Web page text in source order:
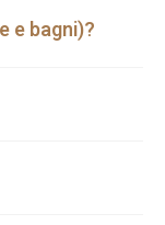
e bagni)?